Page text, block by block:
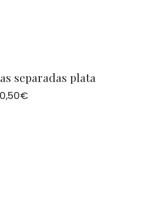
separadas plata
€